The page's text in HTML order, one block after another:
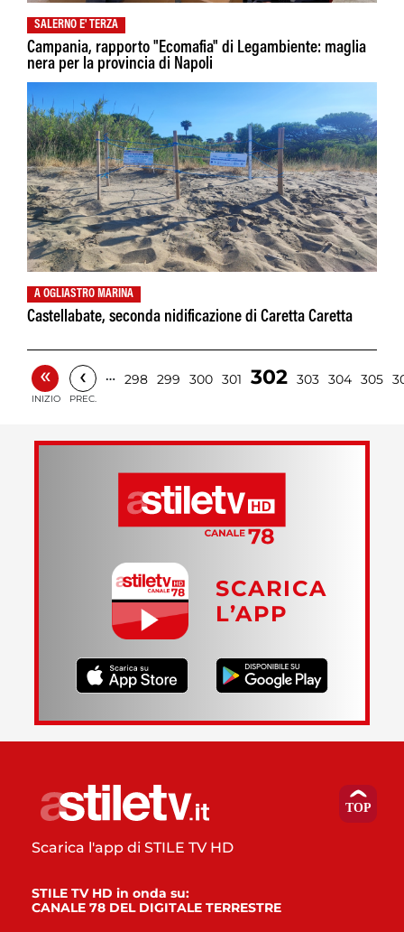
SALERNO E' TERZA
Campania, rapporto "Ecomafia" di Legambiente: maglia
nera per la provincia di Napoli
A OGLIASTRO MARINA
Castellabate, seconda nidificazione di Caretta Caretta
«
INIZIO
‹
PREC.
… 298 299 300 301 302 303 304 305
SCARICA
L’APP
Scarica l'app di STILE TV HD
STILE TV HD in onda su:
CANALE 78 DEL DIGITALE TERRESTRE